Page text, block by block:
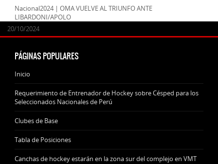
24/09/2025
07/11/2024
20/10/2024
Nacional2024 | OMA VUELVE AL TRIUNFO ANTE
LIBARDONI/APOLO
20/10/2024
PÁGINAS POPULARES
Inicio
Requerimiento de Entrenador de Hockey sobre Césped para los
Seleccionados Nacionales de Perú
Clubes de Base
Tabla de Posiciones
Canchas de hockey estarán en la zona sur del complejo en VMT